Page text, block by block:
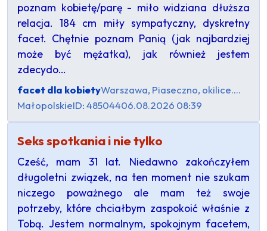
poznam kobietę/parę - miło widziana dłuższa
relacja. 184 cm miły sympatyczny, dyskretny
facet. Chętnie poznam Panią (jak najbardziej
może być mężatka), jak również jestem
zdecydo…
facet dla kobietyWarszawa, Piaseczno, okilice....
MałopolskieID: 48504406.08.2026 08:39
Seks spotkania i nie tylko
Cześć, mam 31 lat. Niedawno zakończyłem
długoletni związek, na ten moment nie szukam
niczego poważnego ale mam też swoje
potrzeby, które chciałbym zaspokoić właśnie z
Tobą. Jestem normalnym, spokojnym facetem,